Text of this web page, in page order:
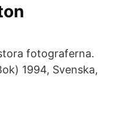
fotograferna.
1994, Svenska,